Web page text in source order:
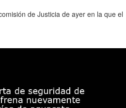
de Justicia de ayer en la que el